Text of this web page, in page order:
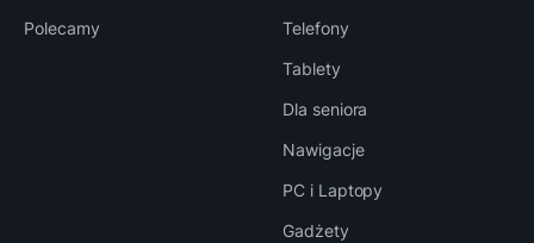
Polecamy
Telefony
Tablety
Dla seniora
Nawigacje
PC i Laptopy
Gadżety